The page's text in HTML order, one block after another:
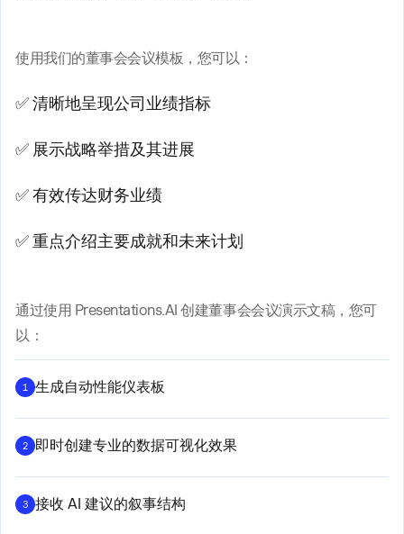
使用我们的董事会会议模板，您可以：
✅ 清晰地呈现公司业绩指标
✅ 展示战略举措及其进展
✅ 有效传达财务业绩
✅ 重点介绍主要成就和未来计划
通过使用 Presentations.AI 创建董事会会议演示文稿，您可
以：
1 生成自动性能仪表板
2 即时创建专业的数据可视化效果
3 接收 AI 建议的叙事结构